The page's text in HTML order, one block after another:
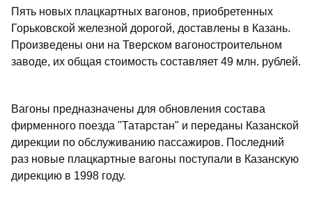
Пять новых плацкартных вагонов, приобретенных
Горьковской железной дорогой, доставлены в Казань.
Произведены они на Тверском вагоностроительном
заводе, их общая стоимость составляет 49 млн. рублей.
Вагоны предназначены для обновления состава
фирменного поезда "Татарстан" и переданы Казанской
дирекции по обслуживанию пассажиров. Последний
раз новые плацкартные вагоны поступали в Казанскую
дирекцию в 1998 году.